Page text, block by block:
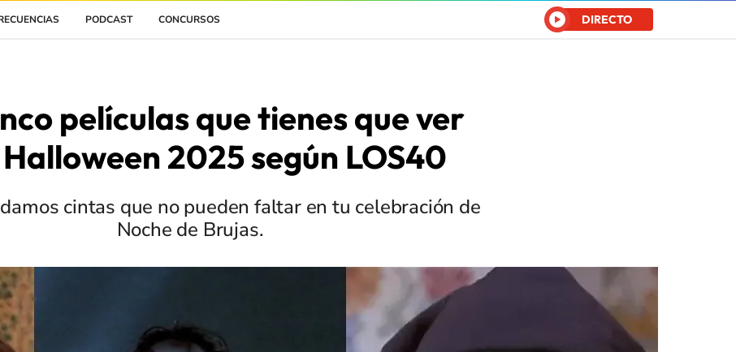
PODCAST CONCURSOS DIRECTO
películas que tienes que ver
2025 según LOS40
cintas que no pueden faltar en tu celebración de
Noche de Brujas.